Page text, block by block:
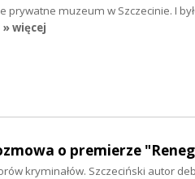
muzeum w Szczecinie. I
» więcej
o premierze
kryminałów. Szczeciński autor